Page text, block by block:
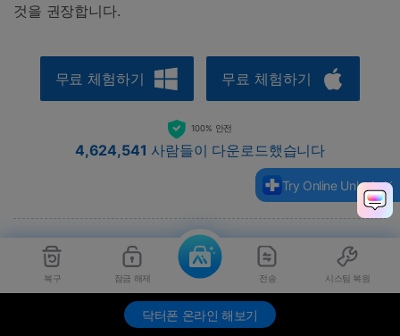
복구 잠금 해제 전송 시스팀 복원
닥터폰 온라인 해보기
것을 권장합니다.
무료 체험하기 무료 체험하기
100% 안전
4,624,541 사람들이 다운로드했습니다
자주 묻는 질문
1. 항상 켜두어야 합니까?
Try Online Unlock